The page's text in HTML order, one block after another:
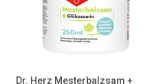
Dr. Herz Mesterbalzsam +